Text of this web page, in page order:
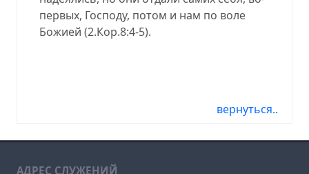
первых, Господу, потом и нам по воле
Божией (2.Кор.8:4-5).
вернуться..
АДРЕС СЛУЖЕНИЙ